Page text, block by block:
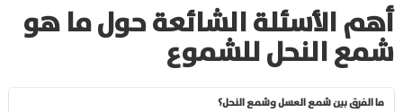
أهم الأسئلة الشائعة حول ما هو
شمع النحل للشموع
ما الفرق بين شمع العسل وشمع النحل؟